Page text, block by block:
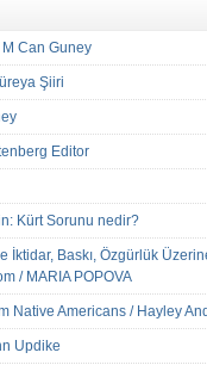
M Can Guney
Şiiri
Editor
Kürt Sorunu nedir?
İktidar, Baskı, Özgürlük
/ MARIA POPOVA
Native Americans / Hayley
Updike